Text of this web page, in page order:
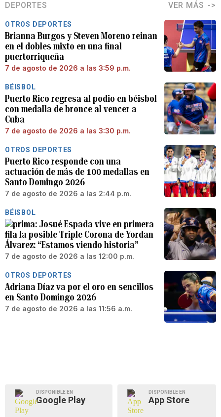
DEPORTES VER MÁS
OTROS DEPORTES
Brianna Burgos y Steven Moreno reinan
en el dobles mixto en una final
puertorriqueña
7 de agosto de 2026 a las 3:59 p.m.
BÉISBOL
Puerto Rico regresa al podio en béisbol
con medalla de bronce al vencer a
Cuba
7 de agosto de 2026 a las 3:30 p.m.
OTROS DEPORTES
Puerto Rico responde con una
actuación de más de 100 medallas en
Santo Domingo 2026
7 de agosto de 2026 a las 2:44 p.m.
BÉISBOL
Josué Espada vive en primera
fila la posible Triple Corona de Yordan
Álvarez: “Estamos viendo historia”
7 de agosto de 2026 a las 12:00 p.m.
OTROS DEPORTES
Adriana Díaz va por el oro en sencillos
en Santo Domingo 2026
7 de agosto de 2026 a las 11:56 a.m.
DISPONIBLE EN
Google Play
DISPONIBLE EN
App Store